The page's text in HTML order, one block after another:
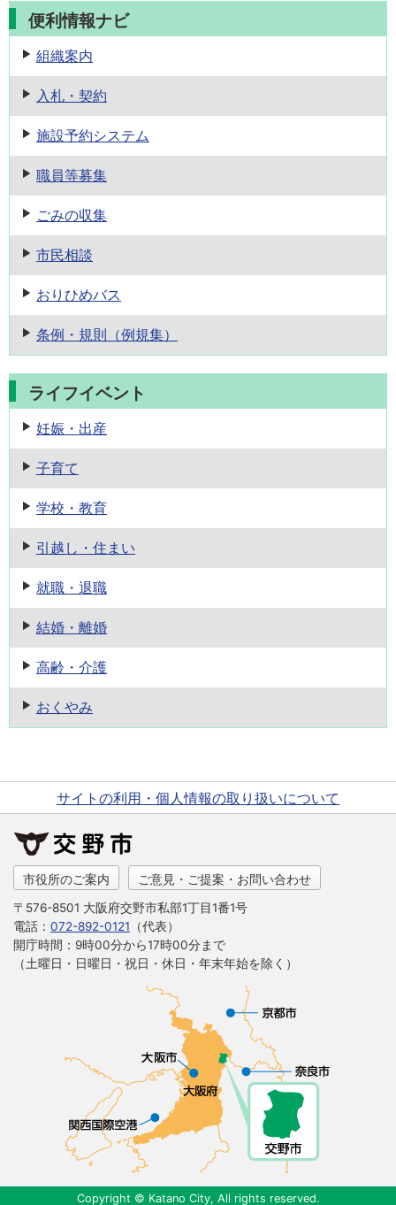
便利情報ナビ
組織案内
入札・契約
施設予約システム
職員等募集
ごみの収集
市民相談
おりひめバス
条例・規則 （例規集）
ライフイベント
妊娠・出産
子育て
学校・教育
引越し・住まい
就職・退職
結婚・離婚
高齢・介護
おくやみ
サイトの利用・個人情報の取り扱いについて
市役所のご案内 ご意見・ご提案・お問い合わせ
〒576-8501 大阪府交野市私部1丁目1番1号
電話： 072-892-0121 （代表）
開庁時間：9時00分から17時00分まで
（土曜日・日曜日・祝日・休日・年末年始を除く）
Copyright © Katano City, All rights reserved.